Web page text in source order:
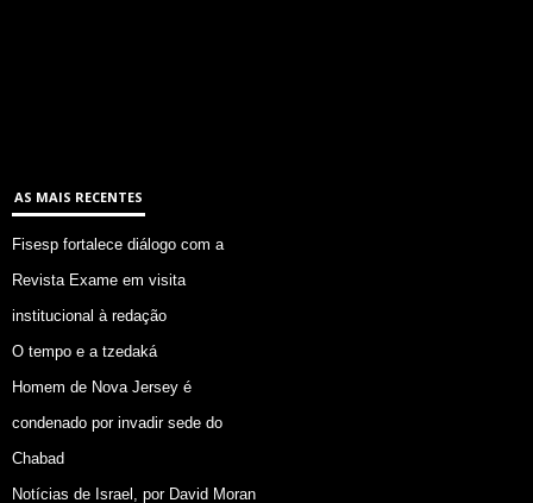
AS MAIS RECENTES
Fisesp fortalece diálogo com a
Revista Exame em visita
institucional à redação
O tempo e a tzedaká
Homem de Nova Jersey é
condenado por invadir sede do
Chabad
Notícias de Israel, por David Moran